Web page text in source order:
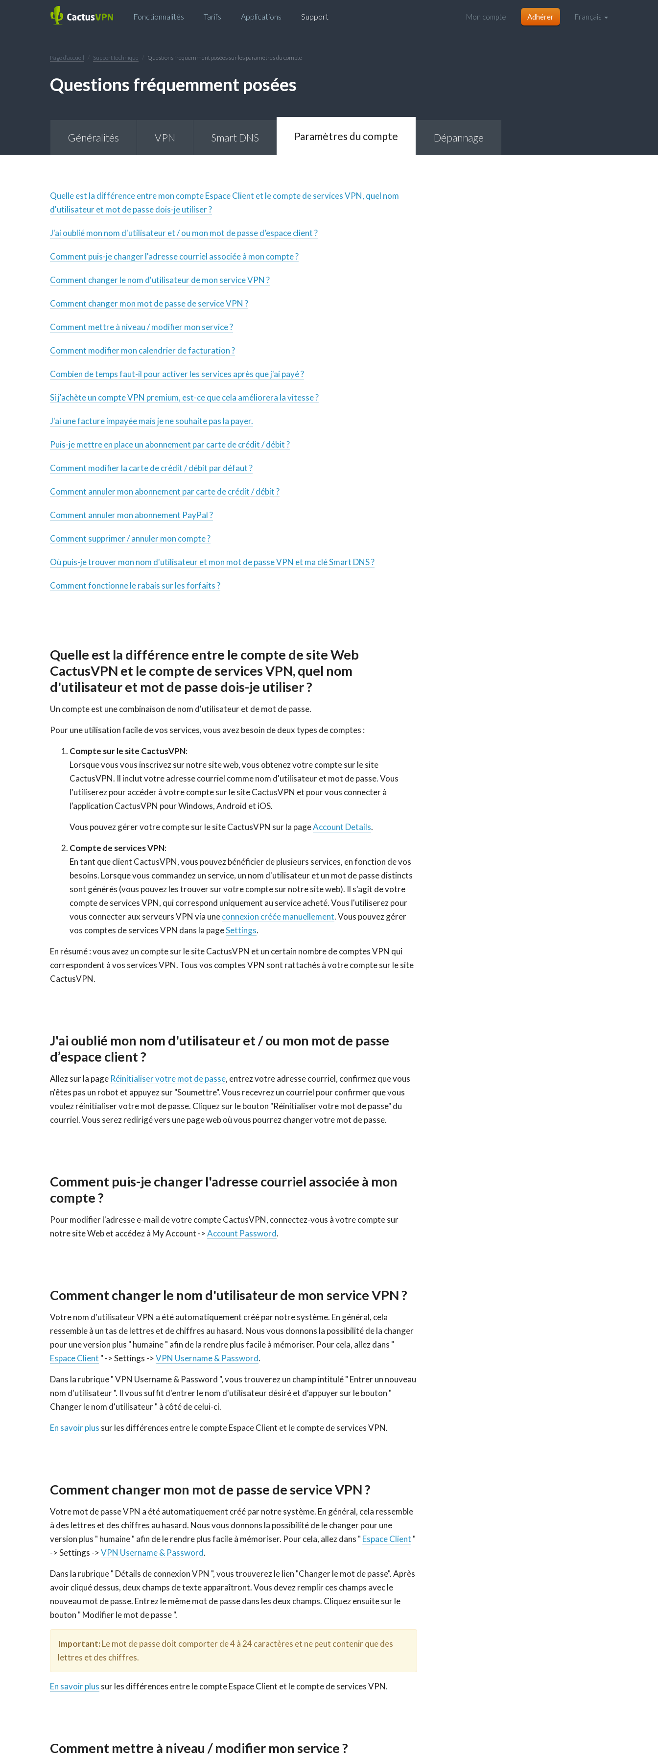
Français
Fonctionnalités Tarifs Applications Support Mon compte Adhérer
Page d’accueil Support technique Questions fréquemment posées sur les paramètres du compte
Questions fréquemment posées
Généralités VPN Smart DNS Paramètres du compte Dépannage
Quelle est la différence entre mon compte Espace Client et le compte de services VPN, quel nom
d'utilisateur et mot de passe dois-je utiliser ?
J'ai oublié mon nom d'utilisateur et / ou mon mot de passe d’espace client ?
Comment puis-je changer l'adresse courriel associée à mon compte ?
Comment changer le nom d'utilisateur de mon service VPN ?
Comment changer mon mot de passe de service VPN ?
Comment mettre à niveau / modifier mon service ?
Comment modifier mon calendrier de facturation ?
Combien de temps faut-il pour activer les services après que j'ai payé ?
Si j'achète un compte VPN premium, est-ce que cela améliorera la vitesse ?
J'ai une facture impayée mais je ne souhaite pas la payer.
Puis-je mettre en place un abonnement par carte de crédit / débit ?
Comment modifier la carte de crédit / débit par défaut ?
Comment annuler mon abonnement par carte de crédit / débit ?
Comment annuler mon abonnement PayPal ?
Comment supprimer / annuler mon compte ?
Où puis-je trouver mon nom d'utilisateur et mon mot de passe VPN et ma clé Smart DNS ?
Comment fonctionne le rabais sur les forfaits ?
Quelle est la différence entre le compte de site Web
CactusVPN et le compte de services VPN, quel nom
d'utilisateur et mot de passe dois-je utiliser ?
Un compte est une combinaison de nom d'utilisateur et de mot de passe.
Pour une utilisation facile de vos services, vous avez besoin de deux types de comptes :
Compte sur le site CactusVPN:
Lorsque vous vous inscrivez sur notre site web, vous obtenez votre compte sur le site
CactusVPN. Il inclut votre adresse courriel comme nom d'utilisateur et mot de passe. Vous
l'utiliserez pour accéder à votre compte sur le site CactusVPN et pour vous connecter à
l'application CactusVPN pour Windows, Android et iOS.
Vous pouvez gérer votre compte sur le site CactusVPN sur la pageAccount Details.
Compte de services VPN:
En tant que client CactusVPN, vous pouvez bénéficier de plusieurs services, en fonction de vos
besoins. Lorsque vous commandez un service, un nom d'utilisateur et un mot de passe distincts
sont générés (vous pouvez les trouver sur votre compte sur notre site web). Il s'agit de votre
compte de services VPN, qui correspond uniquement au service acheté. Vous l'utiliserez pour
vous connecter aux serveurs VPN via uneconnexion créée manuellement. Vous pouvez gérer
vos comptes de services VPN dans la pageSettings.
En résumé : vous avez un compte sur le site CactusVPN et un certain nombre de comptes VPN qui
correspondent à vos services VPN. Tous vos comptes VPN sont rattachés à votre compte sur le site
CactusVPN.
J'ai oublié mon nom d'utilisateur et / ou mon mot de passe
d’espace client ?
Allez sur la page Réinitialiser votre mot de passe, entrez votre adresse courriel, confirmez que vous
n'êtes pas un robot et appuyez sur "Soumettre". Vous recevrez un courriel pour confirmer que vous
voulez réinitialiser votre mot de passe. Cliquez sur le bouton "Réinitialiser votre mot de passe" du
courriel. Vous serez redirigé vers une page web où vous pourrez changer votre mot de passe.
Comment puis-je changer l'adresse courriel associée à mon
compte ?
Pour modifier l'adresse e-mail de votre compte CactusVPN, connectez-vous à votre compte sur
notre site Web et accédez à My Account ->Account Password.
Comment changer le nom d'utilisateur de mon service VPN ?
Votre nom d'utilisateur VPN a été automatiquement créé par notre système. En général, cela
ressemble à un tas de lettres et de chiffres au hasard. Nous vous donnons la possibilité de la changer
pour une version plus " humaine " afin de la rendre plus facile à mémoriser. Pour cela, allez dans "
Espace Client " -> Settings ->VPN Username & Password.
Dans la rubrique " VPN Username & Password ", vous trouverez un champ intitulé " Entrer un nouveau
nom d'utilisateur ". Il vous suffit d'entrer le nom d'utilisateur désiré et d'appuyer sur le bouton "
Changer le nom d'utilisateur " à côté de celui-ci.
En savoir plus sur les différences entre le compte Espace Client et le compte de services VPN.
Comment changer mon mot de passe de service VPN ?
Votre mot de passe VPN a été automatiquement créé par notre système. En général, cela ressemble
à des lettres et des chiffres au hasard. Nous vous donnons la possibilité de le changer pour une
version plus " humaine " afin de le rendre plus facile à mémoriser. Pour cela, allez dans " Espace Client "
-> Settings ->VPN Username & Password.
Dans la rubrique " Détails de connexion VPN ", vous trouverez le lien "Changer le mot de passe". Après
avoir cliqué dessus, deux champs de texte apparaîtront. Vous devez remplir ces champs avec le
nouveau mot de passe. Entrez le même mot de passe dans les deux champs. Cliquez ensuite sur le
bouton " Modifier le mot de passe ".
Important: Le mot de passe doit comporter de 4 à 24 caractères et ne peut contenir que des
lettres et des chiffres.
En savoir plus sur les différences entre le compte Espace Client et le compte de services VPN.
Comment mettre à niveau / modifier mon service ?